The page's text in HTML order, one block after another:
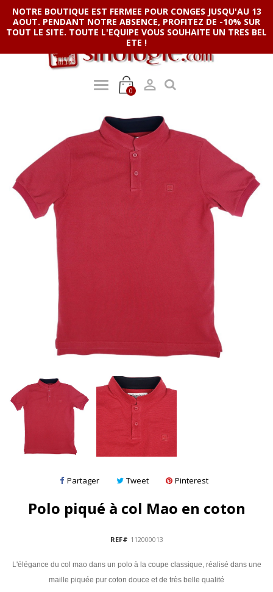
NOTRE BOUTIQUE EST FERMEE POUR CONGES JUSQU'AU 13
AOUT. PENDANT NOTRE ABSENCE, PROFITEZ DE -10% SUR
TOUT LE SITE. TOUTE L'EQUIPE VOUS SOUHAITE UN TRES BEL
ETE !
0 
Partager Tweet Pinterest
Polo piqué à col Mao en coton
REF# 112000013
L'élégance du col mao dans un polo à la coupe classique, réalisé dans une
maille piquée pur coton douce et de très belle qualité